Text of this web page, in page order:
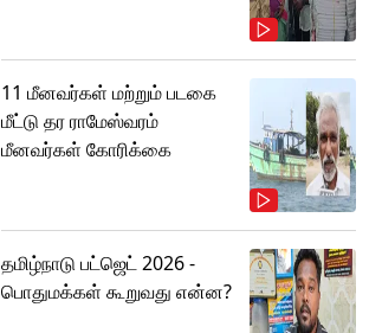
11 மீனவர்கள் மற்றும் படகை
மீட்டு தர ராமேஸ்வரம்
மீனவர்கள் கோரிக்கை
தமிழ்நாடு பட்ஜெட் 2026 -
பொதுமக்கள் கூறுவது என்ன?